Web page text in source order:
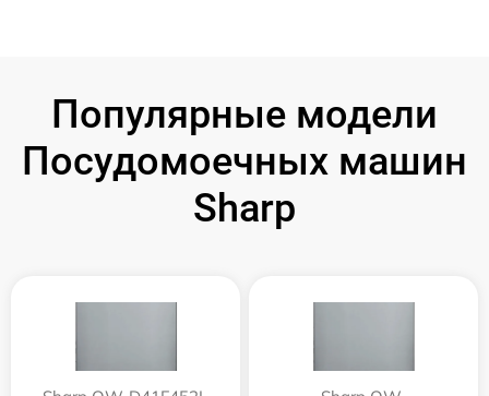
Популярные модели
Посудомоечных машин
Sharp